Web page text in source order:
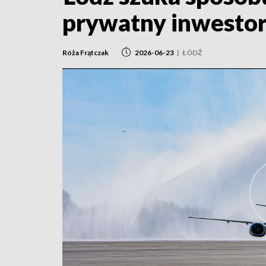
prywatny
Róża Frątczak 2026-06-23 | ŁÓDŹ